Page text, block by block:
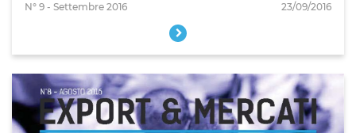
N° 9 - Settembre 2016 23/09/2016